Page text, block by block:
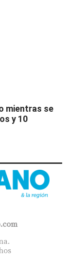
mientras se
y 10